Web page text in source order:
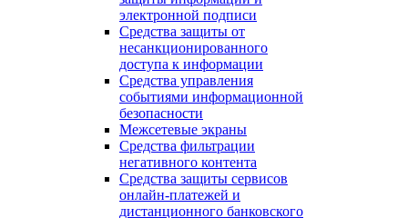
электронной подписи
Средства защиты от
несанкционированного
доступа к информации
Средства управления
событиями информационной
безопасности
Межсетевые экраны
Средства фильтрации
негативного контента
Средства защиты сервисов
онлайн-платежей и
дистанционного банковского